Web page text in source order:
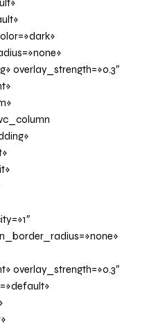
overlay_strength=»0.3″
overlay_strength=»0.3″